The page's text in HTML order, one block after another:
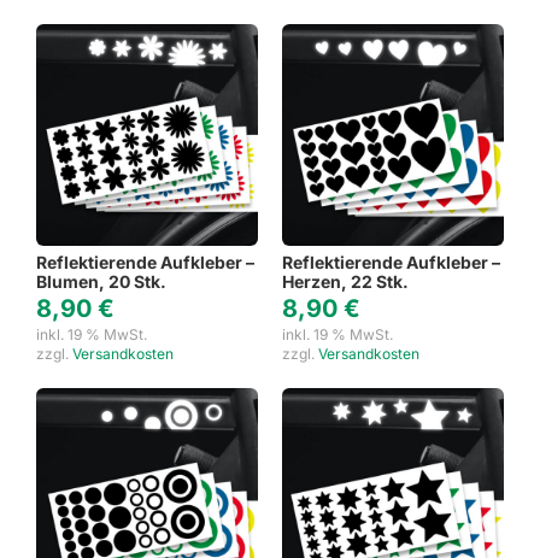
Reflektierende Aufkleber –
Blumen, 20 Stk.
8,90 €
inkl. 19 % MwSt.
zzgl. Versandkosten
Reflektierende Aufkleber –
Herzen, 22 Stk.
8,90 €
inkl. 19 % MwSt.
zzgl. Versandkosten